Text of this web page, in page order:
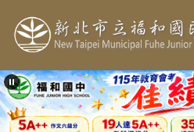
到
主
要
內
容
區